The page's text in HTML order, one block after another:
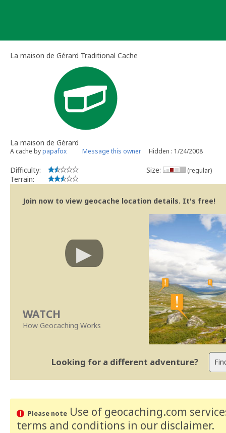
La maison de Gérard Traditional Cache
La maison de Gérard
A cache bypapafox Message this owner Hidden : 1/24/2008
Difficulty:
Terrain:
Size: (regular)
Join now to view geocache location details. It's free!
WATCH
How Geocaching Works
Looking for a different adventure?
Please noteUse of geocaching.com
terms and conditions in our disclaimer.